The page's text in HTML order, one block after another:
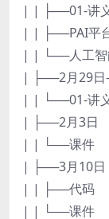
| | ├──01-讲
| | ├──PAI平
| | └──人工智
| ├──2月29日
| | └──01-讲
| ├──2月3日
| | └──课件
| ├──3月10日
| | ├──代码
| | └──课件